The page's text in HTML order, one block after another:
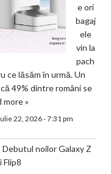
e ori
bagaj
ele
vin la
pach
ce lăsăm în urmă. Un
49% dintre români se
more »
22, 2026 - 7:31 pm
noilor Galaxy Z
Flip8